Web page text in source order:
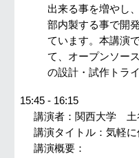
出来る事を増やし
部内製する事で開
ています。本講演
て、オープンソー
の設計・試作トラ
15:45 - 16:15
講演者： 関西大学 土
講演タイトル：気軽
講演概要：